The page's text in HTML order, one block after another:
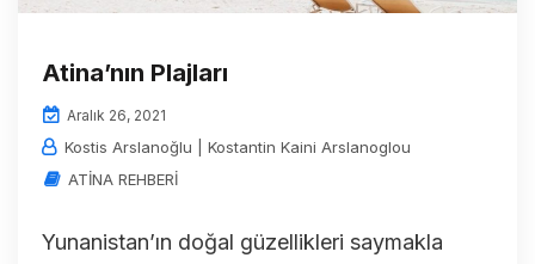
Atina’nın Plajları
Aralık 26, 2021
Kostis Arslanoğlu | Kostantin Kaini Arslanoglou
ATİNA REHBERİ
Yunanistan’ın doğal güzellikleri saymakla